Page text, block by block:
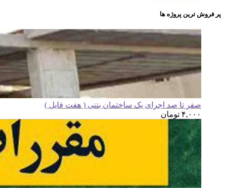
پر فروش ترین پروژه ها
صفر تا صد اجرای یک ساختمان بتنی ( هفت فایل )
۴,۰۰۰ تومان